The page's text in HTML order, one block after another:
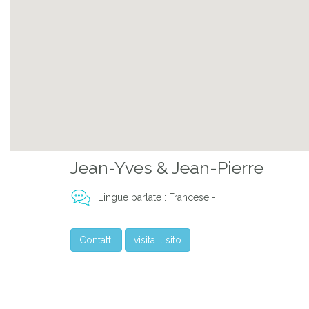
Jean-Yves & Jean-Pierre
Lingue parlate : Francese -
Contatti visita il sito